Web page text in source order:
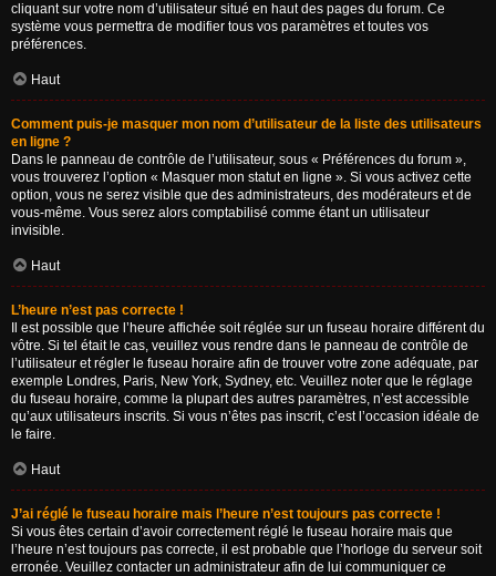
cliquant sur votre nom d’utilisateur situé en haut des pages du forum. Ce
système vous permettra de modifier tous vos paramètres et toutes vos
préférences.
Haut
Comment puis-je masquer mon nom d’utilisateur de la liste des utilisateurs
en ligne ?
Dans le panneau de contrôle de l’utilisateur, sous « Préférences du forum »,
vous trouverez l’option « Masquer mon statut en ligne ». Si vous activez cette
option, vous ne serez visible que des administrateurs, des modérateurs et de
vous-même. Vous serez alors comptabilisé comme étant un utilisateur
invisible.
Haut
L’heure n’est pas correcte !
Il est possible que l’heure affichée soit réglée sur un fuseau horaire différent du
vôtre. Si tel était le cas, veuillez vous rendre dans le panneau de contrôle de
l’utilisateur et régler le fuseau horaire afin de trouver votre zone adéquate, par
exemple Londres, Paris, New York, Sydney, etc. Veuillez noter que le réglage
du fuseau horaire, comme la plupart des autres paramètres, n’est accessible
qu’aux utilisateurs inscrits. Si vous n’êtes pas inscrit, c’est l’occasion idéale de
le faire.
Haut
J’ai réglé le fuseau horaire mais l’heure n’est toujours pas correcte !
Si vous êtes certain d’avoir correctement réglé le fuseau horaire mais que
l’heure n’est toujours pas correcte, il est probable que l’horloge du serveur soit
erronée. Veuillez contacter un administrateur afin de lui communiquer ce